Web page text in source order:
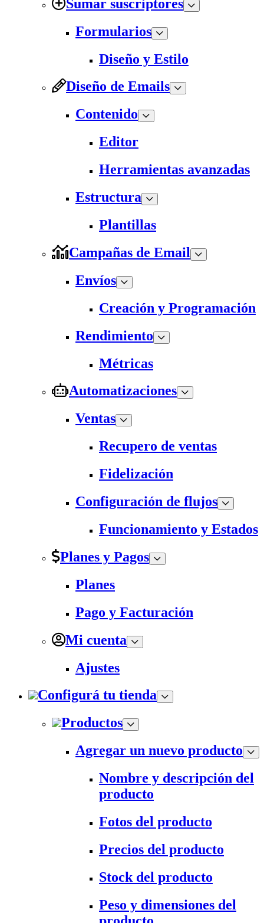
Sumar suscriptores
Formularios
Diseño y Estilo
Diseño de Emails
Contenido
Editor
Herramientas avanzadas
Estructura
Plantillas
Campañas de Email
Envíos
Creación y Programación
Rendimiento
Métricas
Automatizaciones
Ventas
Recupero de ventas
Fidelización
Configuración de flujos
Funcionamiento y Estados
Planes y Pagos
Planes
Pago y Facturación
Mi cuenta
Ajustes
Configurá tu tienda
Productos
Agregar un nuevo producto
Nombre y descripción del
producto
Fotos del producto
Precios del producto
Stock del producto
Peso y dimensiones del